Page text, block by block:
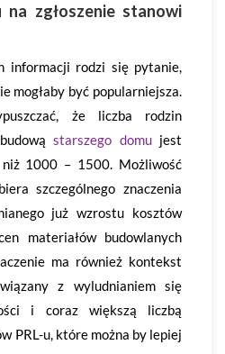
na zgłoszenie stanowi
informacji rodzi się pytanie,
mogłaby być popularniejsza.
że liczba rodzin
starszego domujest
1000 – 1500. Możliwość
szczególnego znaczenia
już wzrostu kosztów
materiałów budowlanych
ma również kontekst
z wyludnianiem się
i coraz większą liczbą
PRL-u, które można by lepiej